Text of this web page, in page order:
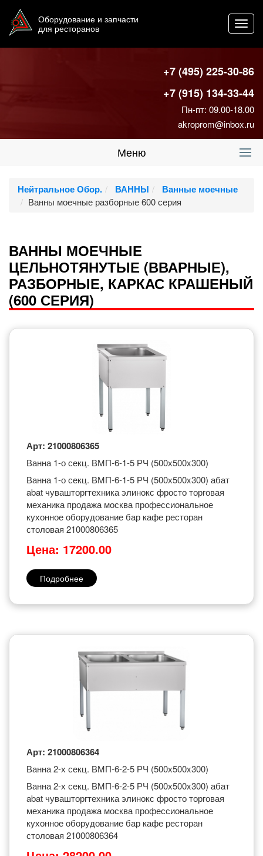
Оборудование и запчасти
для ресторанов
+7 (495) 225-30-86
+7 (915) 134-33-44
Пн-пт: 09.00-18.00
akroprom@inbox.ru
Меню
Нейтральное Обор. ВАННЫ Ванные моечные
Ванны моечные разборные 600 серия
ВАННЫ МОЕЧНЫЕ
ЦЕЛЬНОТЯНУТЫЕ (ВВАРНЫЕ),
РАЗБОРНЫЕ, КАРКАС КРАШЕНЫЙ
(600 СЕРИЯ)
Арт: 21000806365
Ванна 1-о секц. ВМП-6-1-5 РЧ (500х500x300)
Ванна 1-о секц. ВМП-6-1-5 РЧ (500х500x300) абат
abat чувашторгтехника элинокс фросто торговая
механика продажа москва профессиональное
кухонное оборудование бар кафе ресторан
столовая 21000806365
Цена: 17200.00
Подробнее
Арт: 21000806364
Ванна 2-х секц. ВМП-6-2-5 РЧ (500х500x300)
Ванна 2-х секц. ВМП-6-2-5 РЧ (500х500x300) абат
abat чувашторгтехника элинокс фросто торговая
механика продажа москва профессиональное
кухонное оборудование бар кафе ресторан
столовая 21000806364